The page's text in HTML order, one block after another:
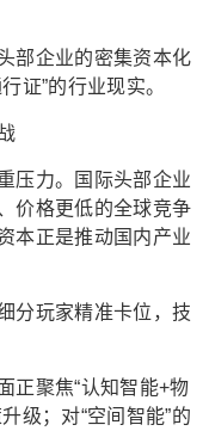
部企业的密集资本化
证”的行业现实。
压力。国际头部企业
价格更低的全球竞争
本正是推动国内产业
分玩家精准卡位，技
正聚焦“认知智能+物
级；对“空间智能”的